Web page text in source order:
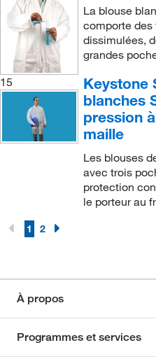
La blouse
comporte des
dissimulées,
grandes
15
Keystone
blanches
pression
maille
Les blouses
avec trois
protection
le porteur au
1 2
À propos
Programmes et services